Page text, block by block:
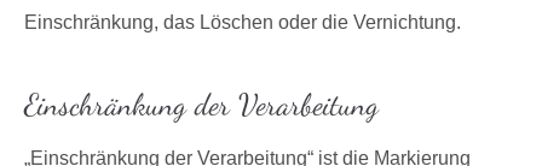
Einschränkung, das Löschen oder die Vernichtung.
Einschränkung der Verarbeitung
„Einschränkung der Verarbeitung“ ist die Markierung